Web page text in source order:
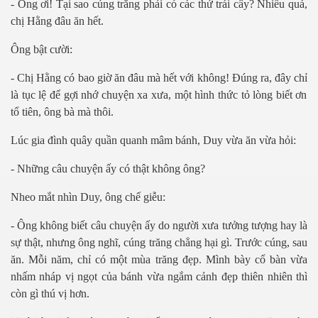
- Ông ơi! Tại sao cúng trăng phải có các thứtrái cây? Nhiều quá,
chị Hằng đâu ăn hết.
Ông bật cười:
- Chị Hằng có bao giờăn đâu mà hết với không! Đúng ra, đây chỉ
là tục lệ đểgợi nhớchuyện xa xưa, một hình thức tỏlòng biếtơn
tổ tiên, ông bà mà thôi.
Lúc gia đình quây quần quanh mâm bánh, Duy vừa ăn vừa hỏi:
- Những câu chuyện ấy có thật không ông?
Nheo mắt nhìn Duy, ông chế giễu:
- Ông không biết câu chuyện ấy do người xưa tưởng tượng hay là
sự thật, nhưng ông nghĩ, cúng trăng chẳng hại gì. Trước cúng, sau
ăn. Mỗi năm, chỉ có một mùa trăng đẹp. Mình bày cổbàn vừa
nhấm nháp vị ngọt của bánh vừa ngắm cảnh đẹp thiên nhiên thì
còn gì thú vị hơn.